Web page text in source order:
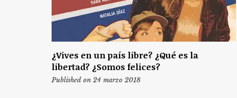
¿Vives en un país libre? ¿Qué es la
libertad? ¿Somos felices?
Published on 24 marzo 2018